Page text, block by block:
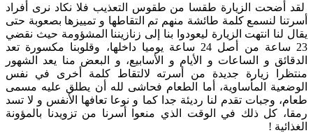
الزيارة طقسا من طقوس التعذيب فلا نكاد نرى أفراد
لنسمع كلمة طائشة منهم تم التقاطها و تمييزها بصعوبة حتى
انتهت الزيارة ليعودوا بنا إلى زنازيننا المشؤومة حيث نقضي
23 ساعة من أصل 24 ساعة يوميا داخلها، وقلوبنا مكسورة تعد
و الساعات و الأيام و الأسابيع، و البعض منا يعد الشهور
زيارة جديدة من أسرته لالتقاط كلمة أخرى في نفس
المأساوية، أما الطعام فحاشى لله أن يطلق عليه مسمى
وجبات تقدم لنا رديئة جدا كما و نوعا تعافها الأنفس و لا تسد
كل ذلك في الوقت الذي منعوا أسرنا من تزويدنا بالمؤونة
!